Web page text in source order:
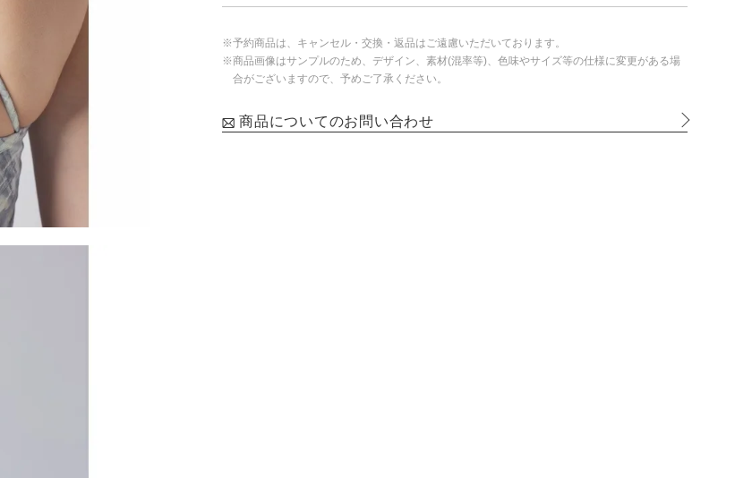
※予約商品は、キャンセル・交換・返品はご遠慮いただいております。
※商品画像はサンプルのため、デザイン、素材(混率等)、色味やサイズ等の仕様に変更がある場
合がございますので、予めご了承ください。
商品についてのお問い合わせ